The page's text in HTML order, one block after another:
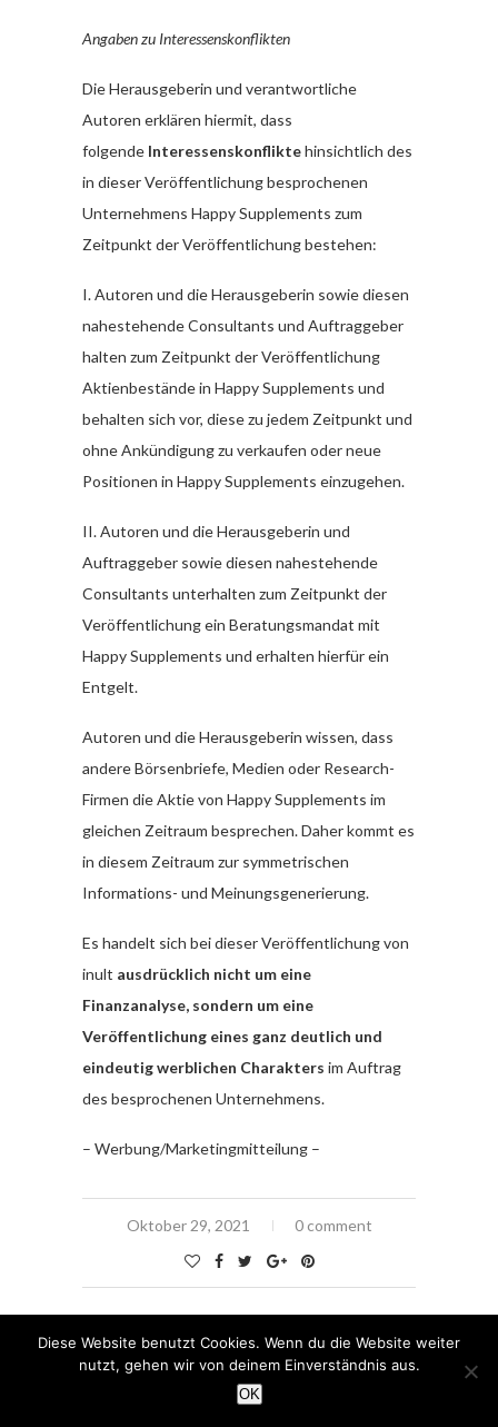
Angaben zu Interessenskonflikten
Die Herausgeberin und verantwortliche
Autoren erklären hiermit, dass
folgende Interessenskonfliktehinsichtlich des
in dieser Veröffentlichung besprochenen
Unternehmens Happy Supplements zum
Zeitpunkt der Veröffentlichung bestehen:
I. Autoren und die Herausgeberin sowie diesen
nahestehende Consultants und Auftraggeber
halten zum Zeitpunkt der Veröffentlichung
Aktienbestände in Happy Supplements und
behalten sich vor, diese zu jedem Zeitpunkt und
ohne Ankündigung zu verkaufen oder neue
Positionen in Happy Supplements einzugehen.
II. Autoren und die Herausgeberin und
Auftraggeber sowie diesen nahestehende
Consultants unterhalten zum Zeitpunkt der
Veröffentlichung ein Beratungsmandat mit
Happy Supplements und erhalten hierfür ein
Entgelt.
Autoren und die Herausgeberin wissen, dass
andere Börsenbriefe, Medien oder Research-
Firmen die Aktie von Happy Supplements im
gleichen Zeitraum besprechen. Daher kommt es
in diesem Zeitraum zur symmetrischen
Informations- und Meinungsgenerierung.
Es handelt sich bei dieser Veröffentlichung von
inult ausdrücklich nicht um eine
Finanzanalyse, sondern um eine
Veröffentlichung eines ganz deutlich und
eindeutig werblichen Charakters im Auftrag
des besprochenen Unternehmens.
– Werbung/Marketingmitteilung –
Oktober 29, 2021 0 comment
Diese Website benutzt Cookies. Wenn du die Website weiter
nutzt, gehen wir von deinem Einverständnis aus.
OK